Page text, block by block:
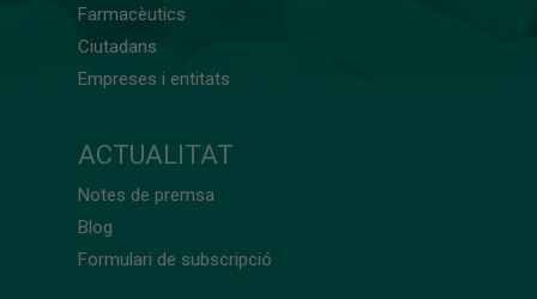
Farmacèutics
Ciutadans
Empreses i entitats
ACTUALITAT
Notes de premsa
Blog
Formulari de subscripció